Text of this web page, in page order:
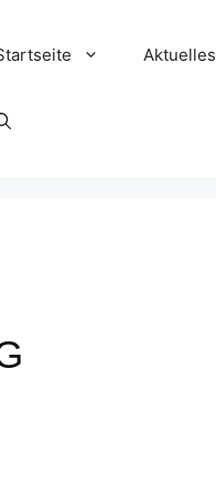
Aktuelles